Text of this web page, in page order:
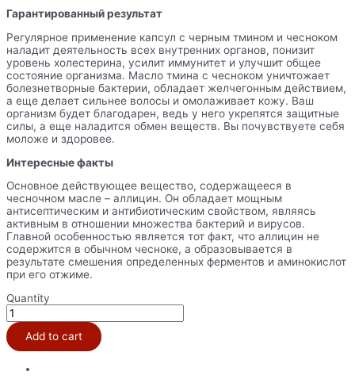
Гарантированный результат
Регулярное применение капсул с черным тмином и чесноком
наладит деятельность всех внутренних органов, понизит
уровень холестерина, усилит иммунитет и улучшит общее
состояние организма. Масло тмина с чесноком уничтожает
болезнетворные бактерии, обладает желчегонным действием,
а еще делает сильнее волосы и омолаживает кожу. Ваш
организм будет благодарен, ведь у него укрепятся защитные
силы, а еще наладится обмен веществ. Вы почувствуете себя
моложе и здоровее.
Интересные факты
Основное действующее вещество, содержащееся в
чесночном масле – аллицин. Он обладает мощным
антисептическим и антибиотическим свойством, являясь
активным в отношении множества бактерий и вирусов.
Главной особенностью является тот факт, что аллицин не
содержится в обычном чесноке, а образовывается в
результате смешения определенных ферментов и аминокислот
при его отжиме.
Quantity
Масло
черного
тмина
и
Add to cart